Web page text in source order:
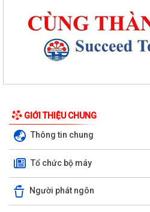
GIỚI THIỆU CHUNG
Thông tin chung
Tổ chức bộ máy
Người phát ngôn